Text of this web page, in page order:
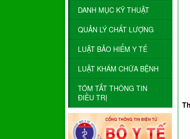
DANH MỤC KỸ THUẬT
QUẢN LÝ CHẤT LƯỢNG
LUẬT BẢO HIỂM Y TẾ
LUẬT KHÁM CHỮA BỆNH
TÓM TẮT THÔNG TIN
ĐIỀU TRỊ